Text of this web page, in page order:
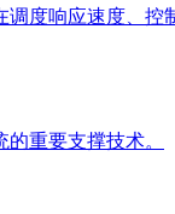
度响应速度、
重要支撑技术。